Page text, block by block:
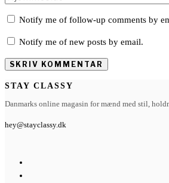
Notify me of follow-up comments by
Notify me of new posts by email.
STAY CLASSY
Danmarks online magasin for mænd med stil,
hey@stayclassy.dk